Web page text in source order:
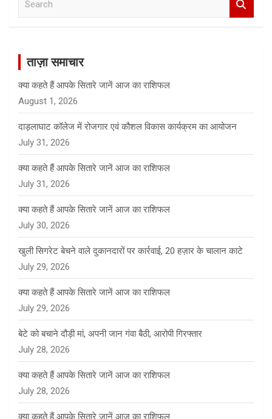
ताज़ा समाचार
क्या कहते हैं आपके सितारे जानें आज का राशिफल
August 1, 2026
दाड़लाघाट कॉलेज में रोजगार एवं कौशल विकास कार्यक्रम का आयोजन
July 31, 2026
क्या कहते हैं आपके सितारे जानें आज का राशिफल
July 31, 2026
क्या कहते हैं आपके सितारे जानें आज का राशिफल
July 30, 2026
खुली सिगरेट बेचने वाले दुकानदारों पर कार्रवाई, 20 हज़ार के चालान काटे
July 29, 2026
क्या कहते हैं आपके सितारे जानें आज का राशिफल
July 29, 2026
बेटे को बचाने दौड़ी मां, अपनी जान गंवा बैठी, आरोपी गिरफ्तार
July 28, 2026
क्या कहते हैं आपके सितारे जानें आज का राशिफल
July 28, 2026
क्या कहते हैं आपके सितारे जानें आज का राशिफल